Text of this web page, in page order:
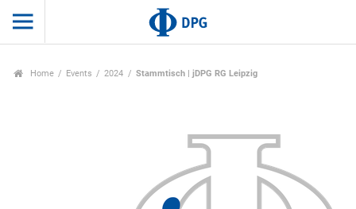
Home Events 2024 Stammtisch | jDPG RG Leipzig